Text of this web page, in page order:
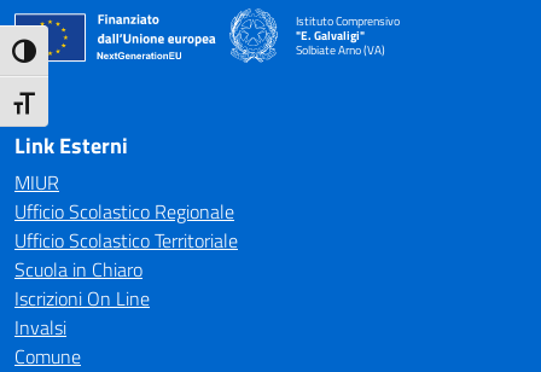
Attiva/disattiva alto contrasto
Attiva/disattiva dimensione testo
Istituto Comprensivo
"E. Galvaligi"
Solbiate Arno (VA)
— Visita la pagina iniziale della scuola
Link Esterni
MIUR
Ufficio Scolastico Regionale
Ufficio Scolastico Territoriale
Scuola in Chiaro
Iscrizioni On Line
Invalsi
Comune